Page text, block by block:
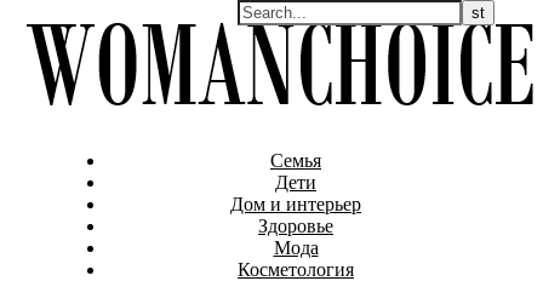
Семья
Дети
Дом и интерьер
Здоровье
Мода
Косметология